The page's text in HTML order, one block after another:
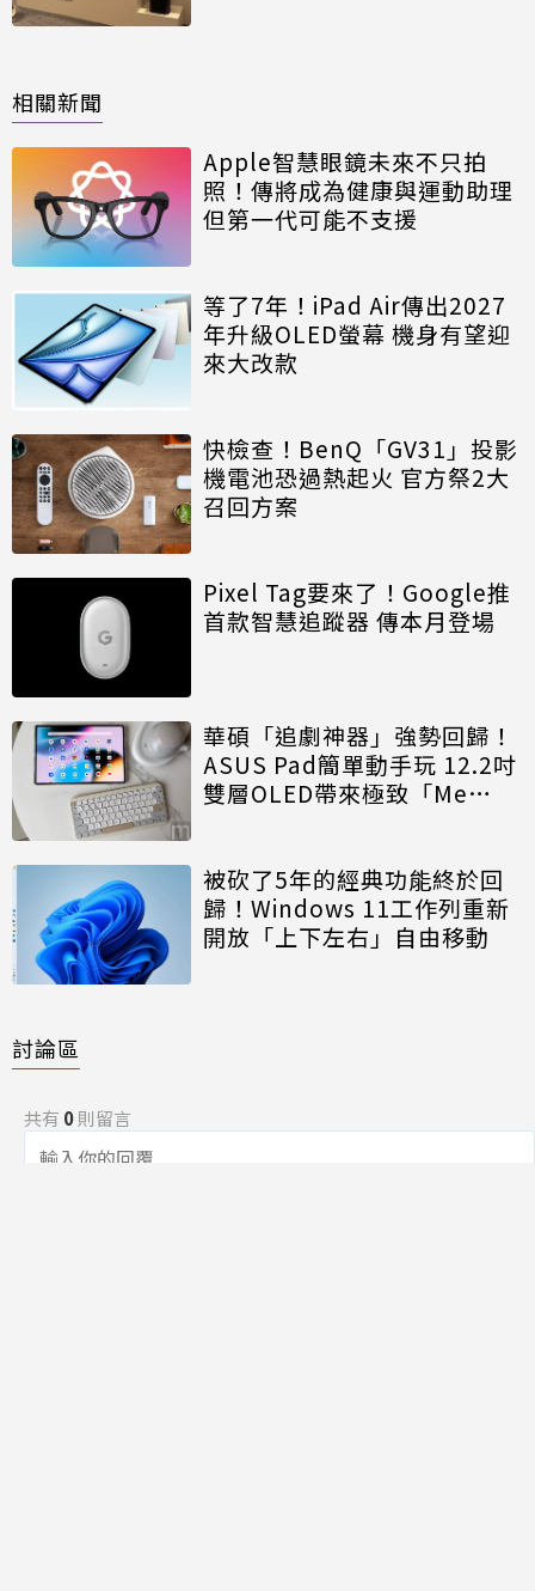
相關新聞
Apple智慧眼鏡未來不只拍
照！傳將成為健康與運動助理
但第一代可能不支援
等了7年！iPad Air傳出2027
年升級OLED螢幕 機身有望迎
來大改款
快檢查！BenQ「GV31」投影
機電池恐過熱起火 官方祭2大
召回方案
Pixel Tag要來了！Google推
首款智慧追蹤器 傳本月登場
華碩「追劇神器」強勢回歸！
ASUS Pad簡單動手玩 12.2吋
雙層OLED帶來極致「Me
被砍了5年的經典功能終於回
歸！Windows 11工作列重新
開放「上下左右」自由移動
討論區
共有 0則留言